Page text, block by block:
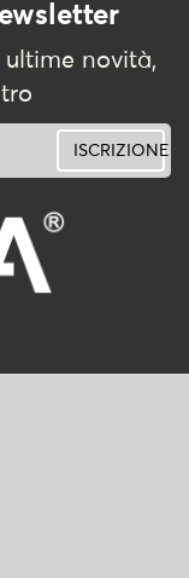
ultime novità,
ISCRIZIONE